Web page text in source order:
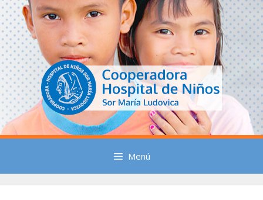
Saltar
al
contenido
Menú